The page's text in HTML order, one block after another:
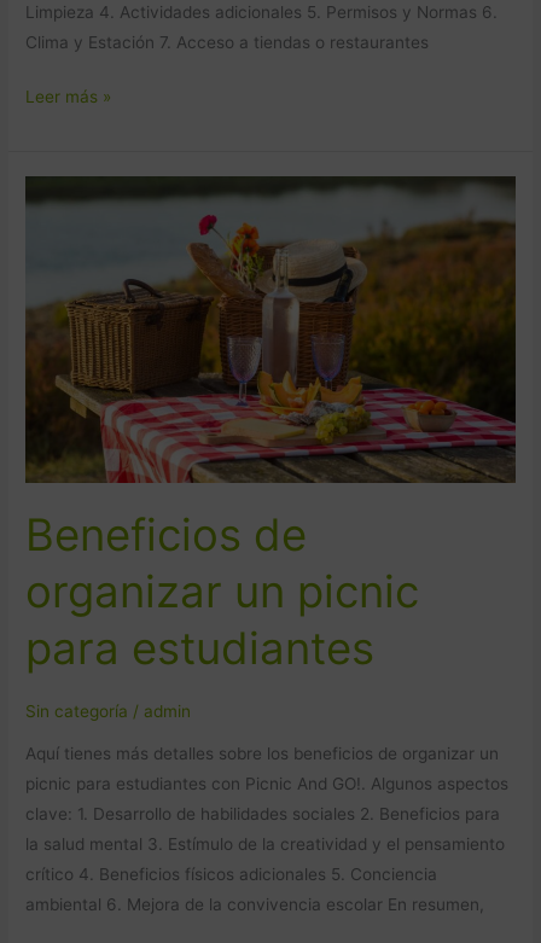
Limpieza 4. Actividades adicionales 5. Permisos y Normas 6.
Clima y Estación 7. Acceso a tiendas o restaurantes
Leer más »
Beneficios de
organizar un picnic
para estudiantes
Sin categoría / admin
Aquí tienes más detalles sobre los beneficios de organizar un
picnic para estudiantes con Picnic And GO!. Algunos aspectos
clave: 1. Desarrollo de habilidades sociales 2. Beneficios para
la salud mental 3. Estímulo de la creatividad y el pensamiento
crítico 4. Beneficios físicos adicionales 5. Conciencia
ambiental 6. Mejora de la convivencia escolar En resumen,
picnic
estudiantes